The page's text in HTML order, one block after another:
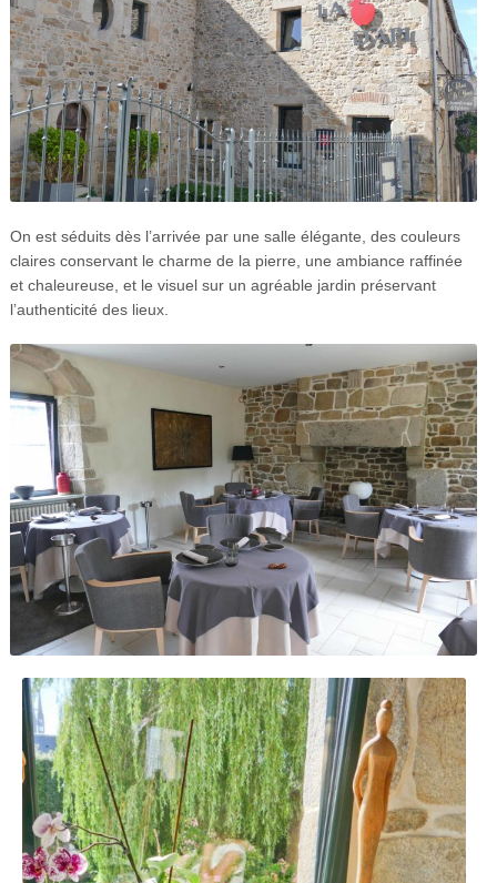
On est séduits dès l’arrivée par une salle élégante, des couleurs
claires conservant le charme de la pierre, une ambiance raffinée
et chaleureuse, et le visuel sur un agréable jardin préservant
l’authenticité des lieux.